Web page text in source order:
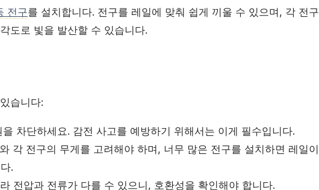
전구를 설치합니다. 전구를 레일에 맞춰 쉽게 끼울 수 있으며, 각 전구
도로 빛을 발산할 수 있습니다.
습니다:
차단하세요. 감전 사고를 예방하기 위해서는 이게 필수입니다.
각 전구의 무게를 고려해야 하며, 너무 많은 전구를 설치하면 레일이
.
전압과 전류가 다를 수 있으니, 호환성을 확인해야 합니다.